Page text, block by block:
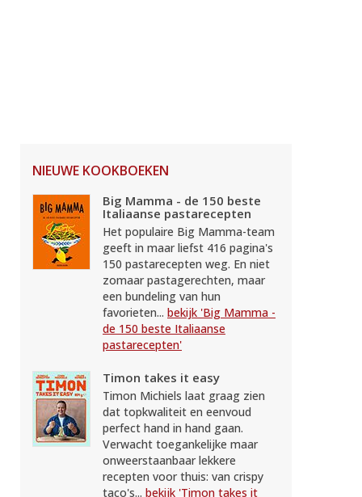
NIEUWE KOOKBOEKEN
Big Mamma - de 150 beste
Italiaanse pastarecepten
Het populaire Big Mamma-team
geeft in maar liefst 416 pagina's
150 pastarecepten weg. En niet
zomaar pastagerechten, maar
een bundeling van hun
favorieten... bekijk 'Big Mamma -
de 150 beste Italiaanse
pastarecepten'
Timon takes it easy
Timon Michiels laat graag zien
dat topkwaliteit en eenvoud
perfect hand in hand gaan.
Verwacht toegankelijke maar
onweerstaanbaar lekkere
recepten voor thuis: van crispy
taco's... bekijk 'Timon takes it